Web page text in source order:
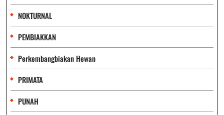
NOKTURNAL
PEMBIAKKAN
Perkembangbiakan Hewan
PRIMATA
PUNAH